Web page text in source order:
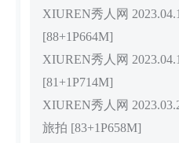
XIUREN秀人网
[88+1P664M]
XIUREN秀人网
[81+1P714M]
XIUREN秀人网
旅拍 [83+1P658M]